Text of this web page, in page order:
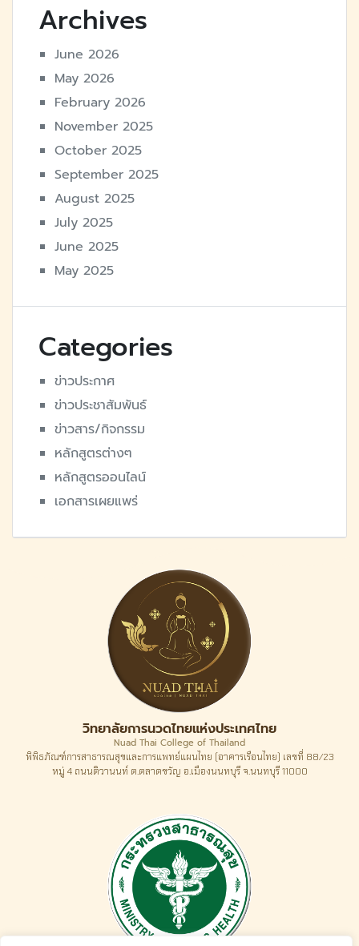
Archives
June 2026
May 2026
February 2026
November 2025
October 2025
September 2025
August 2025
July 2025
June 2025
May 2025
Categories
ข่าวประกาศ
ข่าวประชาสัมพันธ์
ข่าวสาร/กิจกรรม
หลักสูตรต่างๆ
หลักสูตรออนไลน์
เอกสารเผยแพร่
วิทยาลัยการนวดไทยแห่งประเทศไทย
Nuad Thai College of Thailand
พิพิธภัณฑ์การสาธารณสุขและการแพทย์แผนไทย (อาคารเรือนไทย) เลขที่ 88/23
หมู่ 4 ถนนติวานนท์ ต.ตลาดขวัญ อ.เมืองนนทบุรี จ.นนทบุรี 11000